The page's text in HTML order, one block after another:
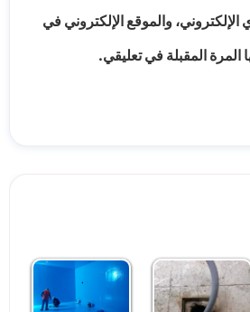
والموقع الإلكتروني في
المرة المقبلة في تعليقي.